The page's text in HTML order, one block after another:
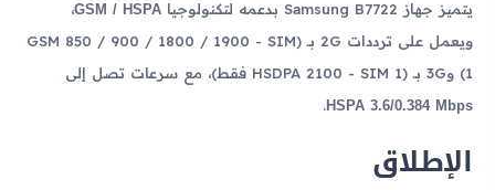
يتميز جهاز Samsung B7722 بدعمه لتكنولوجيا GSM / HSPA،
ويعمل على ترددات 2G بـ (GSM 850 / 900 / 1800 / 1900 - SIM
1) و3G بـ (HSDPA 2100 - SIM 1 فقط)، مع سرعات تصل إلى
HSPA 3.6/0.384 Mbps
.
الإطلاق